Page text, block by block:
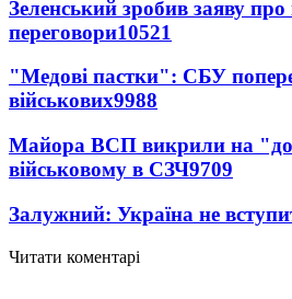
Зеленський зробив заяву про
переговори10521
"Медові пастки": СБУ
військових9988
Майора ВСП викрили на
військовому в СЗЧ9709
Залужний: Україна не
Читати коментарі